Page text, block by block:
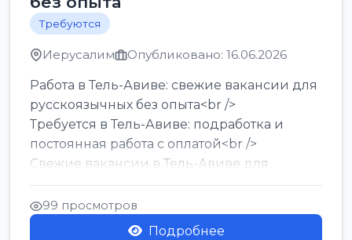
Требуются
Иерусалим Опубликовано: 16.06.2026
Работа в Тель-Авиве: свежие вакансии для
русскоязычных без опыта<br />
Требуется в Тель-Авиве: подработка и
постоянная работа с оплатой<br />
Свежие вакансии в Тель-Авиве для
мужчин и женщин от хозя...
99 просмотров
Подробнее